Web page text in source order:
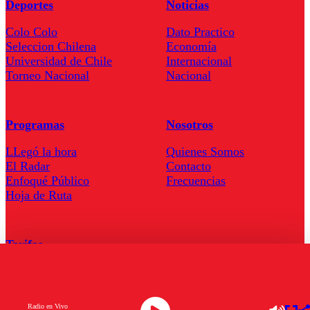
Radio en Vivo
Deportes
Colo Colo
Seleccion Chilena
Universidad de Chile
Torneo Nacional
Noticias
Dato Practico
Economía
Internacional
Nacional
Programas
LLegó la hora
El Radar
Enfoqué Público
Hoja de Ruta
Nosotros
Quienes Somos
Contacto
Frecuencias
Tarifas